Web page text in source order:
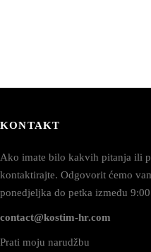
KONTAKT
Ako imate bilo kakvih pitanja ili
kontaktirajte. Odgovorit ćemo
ponedjeljka do petka između
contact@kostim-hr.com
Prati moju narudžbu